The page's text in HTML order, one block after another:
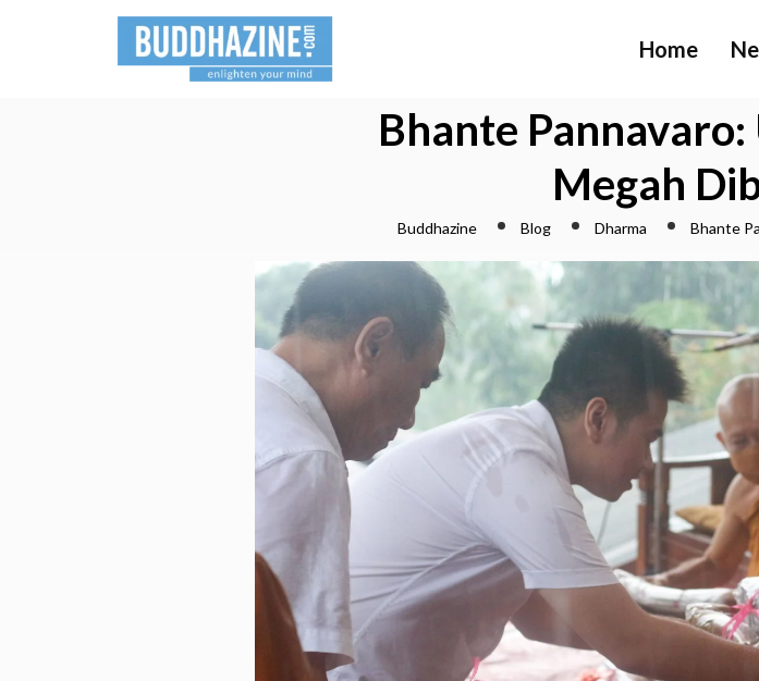
Home
Bhante
Megah
Buddhazine Blog Dharma Bhante